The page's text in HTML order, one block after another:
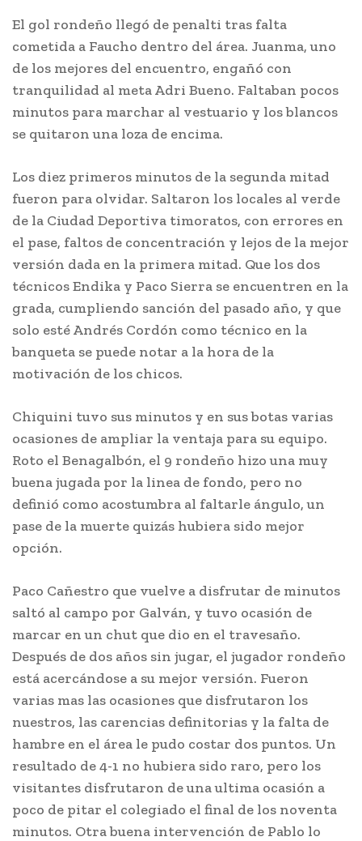
El gol rondeño llegó de penalti tras falta
cometida a Faucho dentro del área. Juanma, uno
de los mejores del encuentro, engañó con
tranquilidad al meta Adri Bueno. Faltaban pocos
minutos para marchar al vestuario y los blancos
se quitaron una loza de encima.
Los diez primeros minutos de la segunda mitad
fueron para olvidar. Saltaron los locales al verde
de la Ciudad Deportiva timoratos, con errores en
el pase, faltos de concentración y lejos de la mejor
versión dada en la primera mitad. Que los dos
técnicos Endika y Paco Sierra se encuentren en la
grada, cumpliendo sanción del pasado año, y que
solo esté Andrés Cordón como técnico en la
banqueta se puede notar a la hora de la
motivación de los chicos.
Chiquini tuvo sus minutos y en sus botas varias
ocasiones de ampliar la ventaja para su equipo.
Roto el Benagalbón, el 9 rondeño hizo una muy
buena jugada por la linea de fondo, pero no
definió como acostumbra al faltarle ángulo, un
pase de la muerte quizás hubiera sido mejor
opción.
Paco Cañestro que vuelve a disfrutar de minutos
saltó al campo por Galván, y tuvo ocasión de
marcar en un chut que dio en el travesaño.
Después de dos años sin jugar, el jugador rondeño
está acercándose a su mejor versión. Fueron
varias mas las ocasiones que disfrutaron los
nuestros, las carencias definitorias y la falta de
hambre en el área le pudo costar dos puntos. Un
resultado de 4-1 no hubiera sido raro, pero los
visitantes disfrutaron de una ultima ocasión a
poco de pitar el colegiado el final de los noventa
minutos. Otra buena intervención de Pablo lo